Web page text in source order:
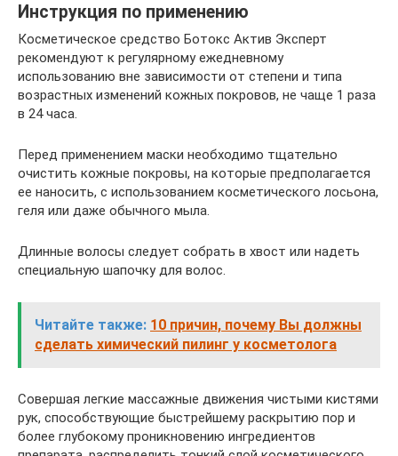
Инструкция по применению
Косметическое средство Ботокс Актив Эксперт
рекомендуют к регулярному ежедневному
использованию вне зависимости от степени и типа
возрастных изменений кожных покровов, не чаще 1 раза
в 24 часа.
Перед применением маски необходимо тщательно
очистить кожные покровы, на которые предполагается
ее наносить, с использованием косметического лосьона,
геля или даже обычного мыла.
Длинные волосы следует собрать в хвост или надеть
специальную шапочку для волос.
Читайте также: 10 причин, почему Вы должны
сделать химический пилинг у косметолога
Совершая легкие массажные движения чистыми кистями
рук, способствующие быстрейшему раскрытию пор и
более глубокому проникновению ингредиентов